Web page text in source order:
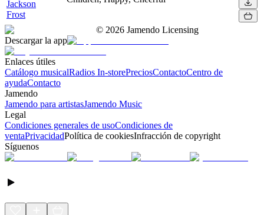
Jackson
Frost
© 2026 Jamendo Licensing
Descargar la app
Enlaces útiles
Catálogo musicalRadios In-storePreciosContactoCentro de
ayudaContacto
Jamendo
Jamendo para artistasJamendo Music
Legal
Condiciones generales de usoCondiciones de
ventaPrivacidadPolítica de cookiesInfracción de copyright
Síguenos